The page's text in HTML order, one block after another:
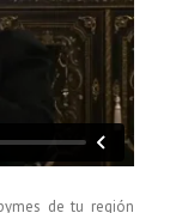
de tu región